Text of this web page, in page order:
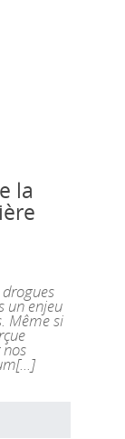
la
un enjeu
Même si